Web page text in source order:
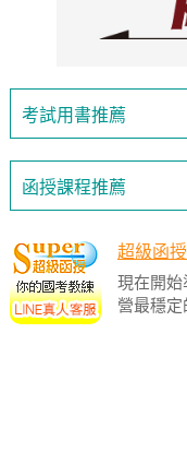
考試用書推薦
函授課程推薦
超級函
現在開始
營最穩定